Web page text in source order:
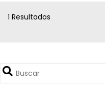
1 Resultados